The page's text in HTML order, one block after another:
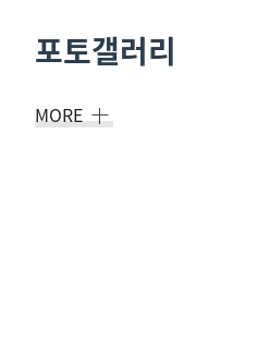
포토갤러리
MORE